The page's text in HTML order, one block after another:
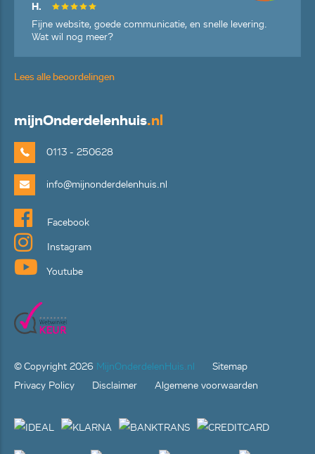
H.
Fijne website, goede communicatie, en snelle levering.
Wat wil nog meer?
Lees alle beoordelingen
mijnOnderdelenhuis.nl
0113 - 250628
info@mijnonderdelenhuis.nl
Facebook
Instagram
Youtube
© Copyright 2026 MijnOnderdelenHuis.nl
Sitemap
Privacy Policy
Disclaimer Algemene voorwaarden